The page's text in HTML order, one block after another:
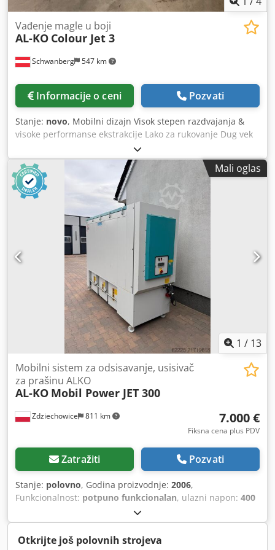
Schwanberg 547 km
Vađenje magle u boji
AL-KO Colour Jet 3
Informacije o ceni Pozvati
Stanje: novo, Mobilni dizajn Visok stepen razdvajanja &
visoke performanse ekstrakcije Lako za rukovanje Dug vek
života filtera - tako malo daunlouda Fleksibilnija
zahvaljujući tehnologiji ekstrakcije sa sistemom prednjeg
panela Podaci o motoru 0.75 / 2.1 kW ex/ 400 V / 50 Hz
Brzina 960 / 1.430 min –1 Zapremina vazduha 3.000 / 6.800
m3/h Upotrebljiv pritisak 400 / 500 Pa Dimenzije (W/ H/ D)
1.912 x 1.405 x 943 mm sa odmotatim bočnim panelima
2.971 x 1.405 mm × 1.215 mm Oblast filtera 2 m2 Nivo
zvučnog pritiska 72,0 dB(A) Težina 248 kg Cjdehby Rispfx
Ahmsrf
Mali oglas
1 / 13
Zdziechowice 811 km
Mobilni sistem za odsisavanje, usisivač
za prašinu ALKO
AL-KO Mobil Power JET 300
7.000 €
Fiksna cena plus PDV
Zatražiti Pozvati
Stanje: polovno, Godina proizvodnje: 2006,
Funkcionalnost: potpuno funkcionalan, ulazni napon: 400
, vrsta ulazne struje:
usisni vakuum (maks.):2.400 mbar, usisna snaga:6.000
m³/h, prečnik usisnog razvodnika:300 mm
Otkrijte još polovnih strojeva